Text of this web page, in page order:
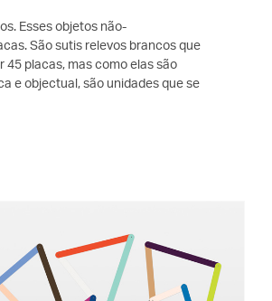
Esses objetos não-
São sutis relevos brancos que
45 placas, mas como elas são
e objectual, são unidades que se